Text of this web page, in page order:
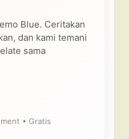
Blue. Ceritakan
dan kami temani
sama
• Gratis